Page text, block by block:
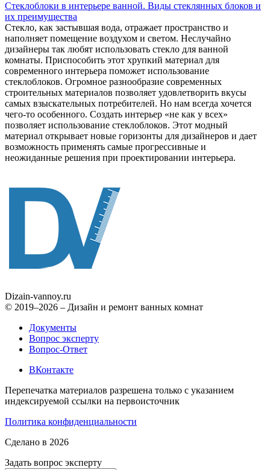
Стеклоблоки в интерьере ванной. Виды стеклянных блоков и
их преимущества
Стекло, как застывшая вода, отражает пространство и
наполняет помещение воздухом и светом. Неслучайно
дизайнеры так любят использовать стекло для ванной
комнаты. Приспособить этот хрупкий материал для
современного интерьера поможет использование
стеклоблоков. Огромное разнообразие современных
строительных материалов позволяет удовлетворить вкусы
самых взыскательных потребителей. Но нам всегда хочется
чего-то особенного. Создать интерьер «не как у всех»
позволяет использование стеклоблоков. Этот модный
материал открывает новые горизонты для дизайнеров и дает
возможность применять самые прогрессивные и
неожиданные решения при проектировании интерьера.
Dizain-vannoy.ru
© 2019–2026 – Дизайн и ремонт ванных комнат
Документы
Вопрос эксперту
Вопрос-Ответ
ВКонтакте
Перепечатка материалов разрешена только с указанием
индексируемой ссылки на первоисточник
Политика конфиденциальности
Сделано в 2026
Задать вопрос эксперту